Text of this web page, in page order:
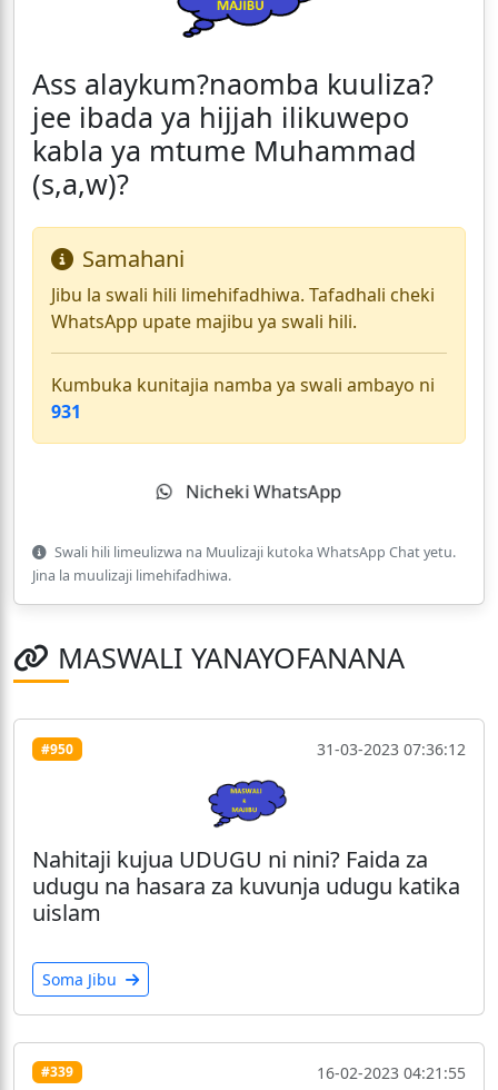
Ass alaykum?naomba kuuliza?
jee ibada ya hijjah ilikuwepo
kabla ya mtume Muhammad
(s,a,w)?
Samahani
Jibu la swali hili limehifadhiwa. Tafadhali cheki
WhatsApp upate majibu ya swali hili.
Kumbuka kunitajia namba ya swali ambayo ni
931
Nicheki WhatsApp
Swali hili limeulizwa na Muulizaji kutoka WhatsApp Chat yetu.
Jina la muulizaji limehifadhiwa.
MASWALI YANAYOFANANA
#950 31-03-2023 07:36:12
Nahitaji kujua UDUGU ni nini? Faida za
udugu na hasara za kuvunja udugu katika
uislam
Soma Jibu
#339 16-02-2023 04:21:55